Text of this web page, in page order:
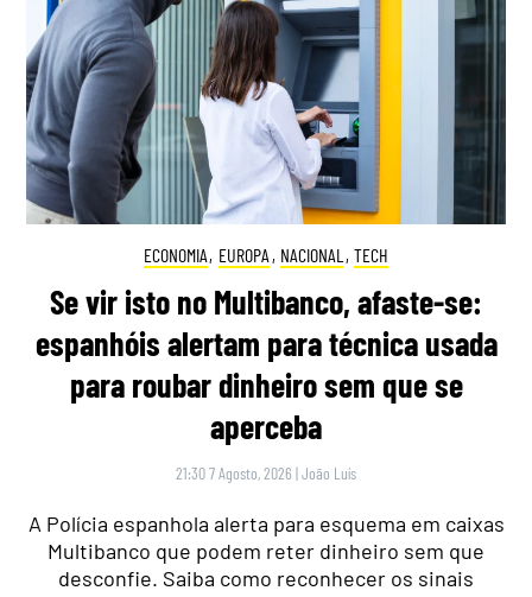
ECONOMIA, EUROPA , NACIONAL , TECH
Se vir isto no Multibanco, afaste-se:
espanhóis alertam para técnica usada
para roubar dinheiro sem que se
aperceba
21:30 7 Agosto, 2026 |João Luís
A Polícia espanhola alerta para esquema em caixas
Multibanco que podem reter dinheiro sem que
desconfie. Saiba como reconhecer os sinais